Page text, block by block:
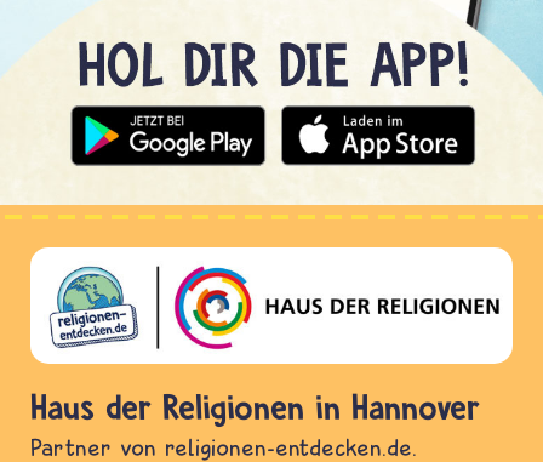
Haus der Religionen in Hannover
Partner von religionen-entdecken.de.